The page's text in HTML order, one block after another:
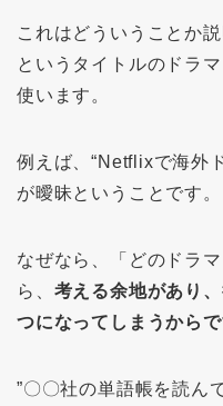
これはどういうことか
というタイトルのドラ
使います。
例えば、“Netflixで海外
が曖昧ということです。
なぜなら、「どのドラ
ら、 考える余地があり
つになってしまうからで
”〇〇社の単語帳を読ん